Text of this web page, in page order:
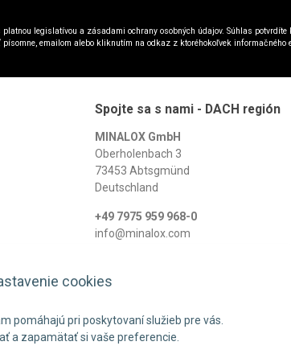
cookies
pomáhajú pri poskytovaní služieb pre vás.
a zapamätať si vaše preferencie.
legislatívou a zásadami ochrany osobných údajov. Súhlas
písomne, emailom alebo kliknutím na odkaz z ktoréhokoľvek informačného
Spojte sa s nami - DACH región
MINALOX GmbH
Oberholenbach 3
73453 Abtsgmünd
Deutschland
+49 7975 959 968-0
info@minalox.com
•NextShop&e-shop Pohoda ConnectorbyNextCom s.r.o.